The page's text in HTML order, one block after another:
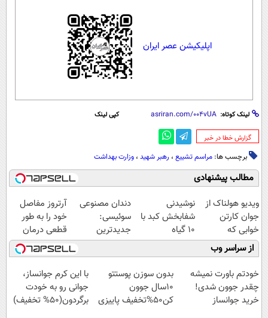
اپلیکیشن عصر ایران
لینک کوتاه: کپی لینک
‌گزارش خطا در خبر
برچسب ها: مراسم تشییع ، رهبر شهید ، وزارت بهداشت
مطالب پیشنهادی
ویدیو هولناک از
جوان کارتن
خوابی که
میلیاردر شد.
آموزش رایگان
نوشیدنی
شفابخش کبد با
10 گیاه
موثر(تخفیف تا
امشب)
دندان مصنوعی
سوئیسی:
جدیدترین
فناوری اروپا،
سبک و مقاوم |
پرداخت قسطی
آرتروز مفاصل
خود را به طور
قطعی درمان
کنید!
◗پرسش‌نامه◖
از سراسر وب
خودتم باورت نمیشه
چقدر جوون شدی!
خرید جوانساز
بدون سوزن پوستتو
10سال جوون
کن50%تخفیف پاییزی
با این کرم جوانساز،
جوانی رو به خودت
برگردون(50% تخفیف)